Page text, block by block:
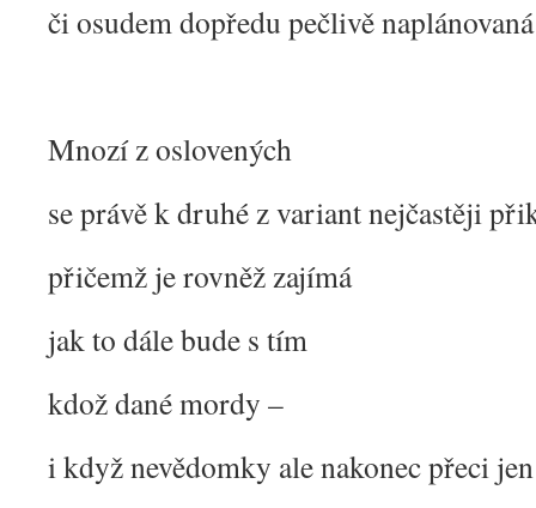
či osudem dopředu pečlivě
Mnozí z oslovených
se právě k druhé z variant nejčastěji
přičemž je rovněž zajímá
jak to dále bude s tím
kdož dané mordy –
i když nevědomky ale nakonec přeci